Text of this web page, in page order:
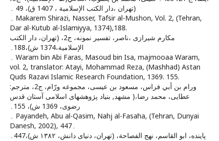
(تهران ،دار الكتب الإسلامية ، 1407 ق‏)، 49 ۔
۔ Makarem Shirazi, Nasser, Tafsir al-Mushon, Vol. 2, (Tehran,
Dar al-Kutub al-Islamiyya, 1374),188.
مكارم شيرازى ،ناصر، تفسير نمونه، ج‏2، (تهران، دار الكتب
الإسلامية،1374 ش)،188۔
۔ Waram bin Abi Faras, Masoud bin Isa, majmooaa Waram,
vol. 2, translator: Atayi, Mohammad Reza, (Mashhad) Astan
Quds Razavi Islamic Research Foundation, 1369. 155.
ورام بن أبي فراس، مسعود بن عيسى‏، مجموعه ورّام، ج2، مترجم:
عطايى، محمد رضا،( مشهد, بنياد پژوهشهاى اسلامى آستان قدس
رضوى‏، 1369 ش‏)، 155۔
۔ Payandeh, Abu al-Qasim, Nahj al-Fasaha, (Tehran, Dunyai
Danesh, 2002), 447۔
پاينده، ابو القاسم‏، نهج الفصاحة، (تهران، دنياى دانش‏، ۱۳۸۲ ش)،447۔